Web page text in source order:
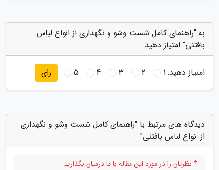
به "راهنمای کامل شست وشو و نگهداری از انواع لباس
بافتنی" امتیاز دهید
امتیاز دهید:1
2
3
4
5 رای
دیدگاه های مرتبط با "راهنمای کامل شست وشو و نگهداری
از انواع لباس بافتنی"
* نظرتان را در مورد این مقاله با ما درمیان بگذارید